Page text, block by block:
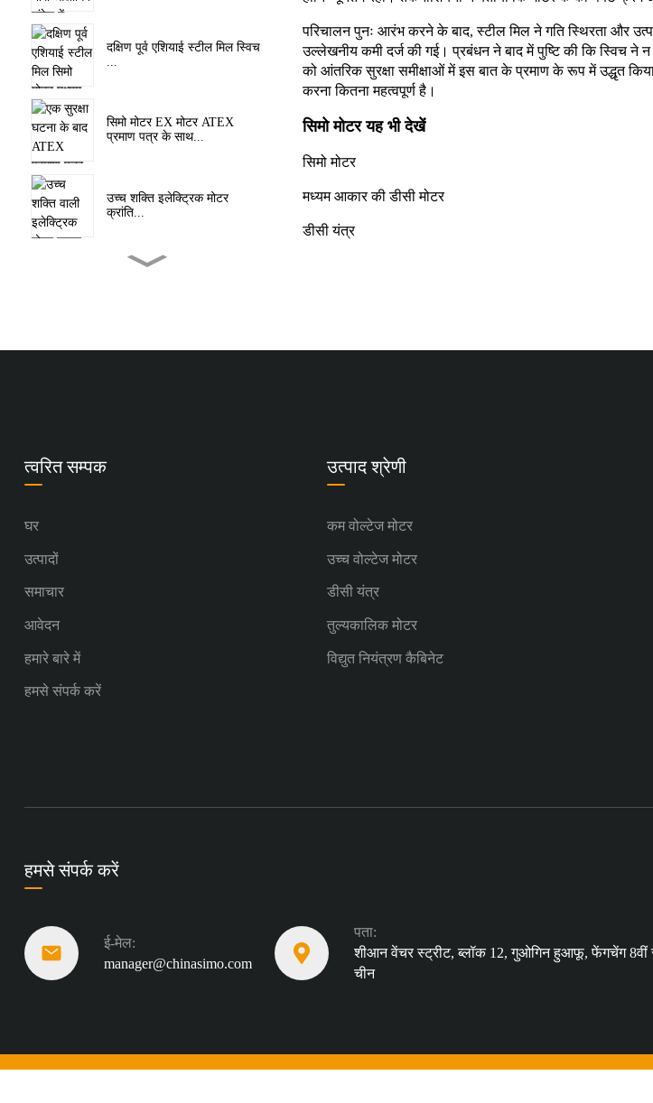
दक्षिण पूर्व एशियाई स्टील मिल स्विच
सिमो मोटर EX मोटर ATEX
प्रमाण पत्र के साथ...
उच्च शक्ति इलेक्ट्रिक मोटर
क्रांति...
सर्वाधिक ऊर्जा कुशल मोटर
परिचालन पुनः आरंभ करने के बाद, स्टील मिल ने गति स्थिरता और
उल्लेखनीय कमी दर्ज की गई। प्रबंधन ने बाद में पुष्टि की कि स्विच ने
को आंतरिक सुरक्षा समीक्षाओं में इस बात के प्रमाण के रूप में उद्धृत
करना कितना महत्वपूर्ण है।
सिमो मोटरयह भी देखें
सिमो मोटर
मध्यम आकार की डीसी मोटर
डीसी यंत्र
त्वरित सम्पक
घर
उत्पादों
समाचार
आवेदन
हमारे बारे में
हमसे संपर्क करें
उत्पाद श्रेणी
कम वोल्टेज मोटर
उच्च वोल्टेज मोटर
डीसी यंत्र
तुल्यकालिक मोटर
विद्युत नियंत्रण कैबिनेट
हमसे संपर्क करें
ई-मेल:
manager@chinasimo.com
पता:
शीआन वेंचर स्ट्रीट, ब्लॉक 12, गुओगिन हुआफू, फेंगचेंग 8वीं
चीन